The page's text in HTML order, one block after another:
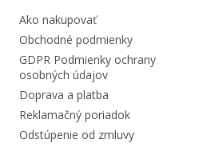
Ako nakupovať
Obchodné podmienky
GDPR Podmienky ochrany
osobných údajov
Doprava a platba
Reklamačný poriadok
Odstúpenie od zmluvy